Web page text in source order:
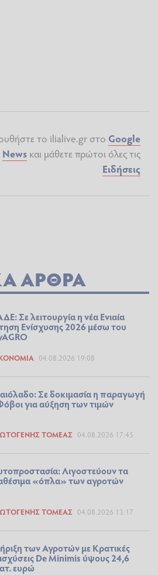
το ilialive.gr στο Google
News και μάθετε πρώτοι όλες τις
Ειδήσεις
ΆΡΘΡΑ
Σε λειτουργία η νέα Ενιαία
Ενίσχυσης 2026 μέσω του
04.08.2026 19:08
Σε δοκιμασία η παραγωγή
για αύξηση των τιμών
ΤΟΜΈΑΣ 04.08.2026 17:45
Λιγοστεύουν τα
«όπλα» των αγροτών
ΤΟΜΈΑΣ 04.08.2026 13:17
των Αγροτών με Κρατικές
De Minimis ύψους 24,6
ευρώ